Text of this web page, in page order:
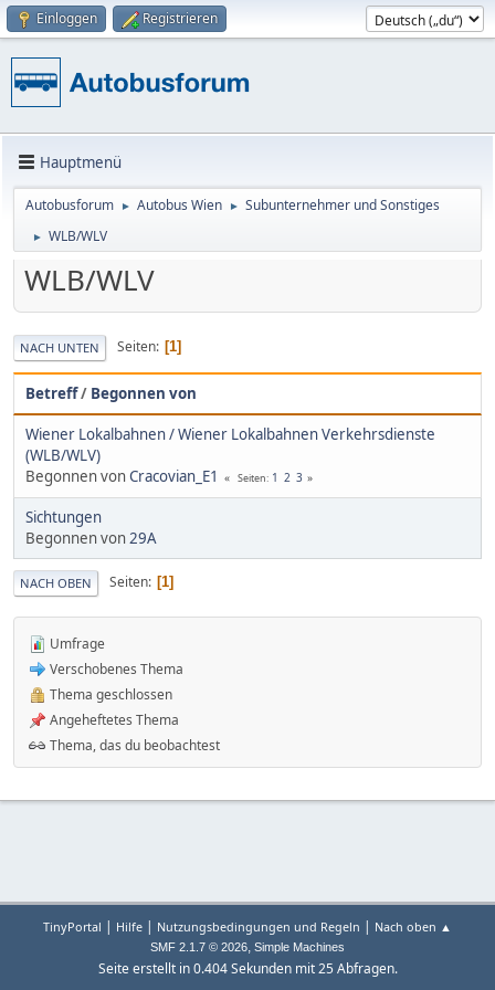
Einloggen Registrieren
Hauptmenü
Autobusforum ► Autobus Wien ► Subunternehmer und Sonstiges
► WLB/WLV
WLB/WLV
NACH UNTEN Seiten 1
Betreff/ Begonnen von
Wiener Lokalbahnen / Wiener Lokalbahnen Verkehrsdienste
(WLB/WLV)
Begonnen vonCracovian_E1 Seiten 1 2 3
Sichtungen
Begonnen von 29A
NACH OBEN Seiten 1
Umfrage
Verschobenes Thema
Thema geschlossen
Angeheftetes Thema
Thema, das du beobachtest
TinyPortal | Hilfe | Nutzungsbedingungen und Regeln | Nach oben ▲
SMF 2.1.7 © 2026, Simple Machines
Seite erstellt in 0.404 Sekunden mit 25 Abfragen.